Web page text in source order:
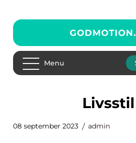
GODMOTION.
Menu
livsstil
08 september 2023 admin